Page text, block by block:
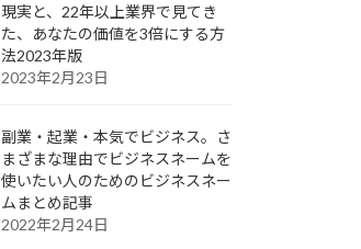
現実と、22年以上業界で見てき
た、あなたの価値を3倍にする方
法2023年版
2023年2月23日
副業・起業・本気でビジネス。さ
まざまな理由でビジネスネームを
使いたい人のためのビジネスネー
ムまとめ記事
2022年2月24日